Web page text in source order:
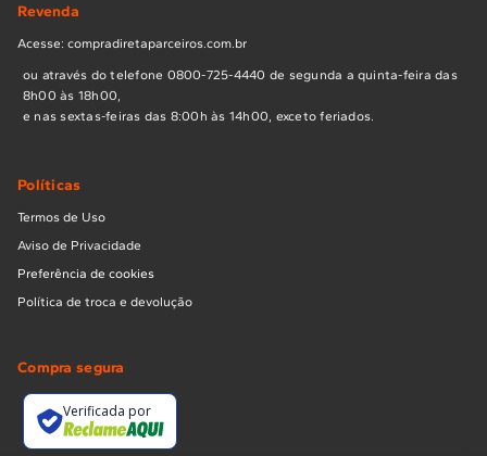
Revenda
Acesse: compradiretaparceiros.com.br
ou através do telefone 0800-725-4440 de segunda a quinta-feira das
8h00 às 18h00,
e nas sextas-feiras das 8:00h às 14h00, exceto feriados.
Políticas
Termos de Uso
Aviso de Privacidade
Preferência de cookies
Política de troca e devolução
Compra segura
Verificada por